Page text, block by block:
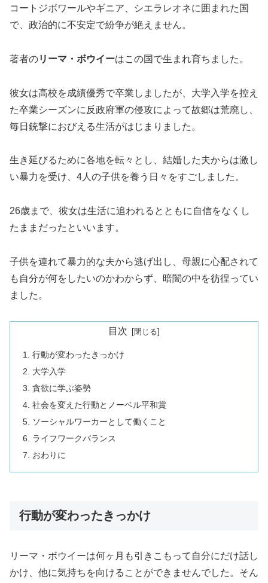
コートジボワールやギニア、シエラレオネに囲まれた国
で、政治的に不安定で紛争が絶えません。
著者のリーマ・ボウイーはこの国で生まれ育ちました。
彼女は高校を成績優秀で卒業しましたが、大学入学を控え
た卒業シーズンに反政府軍の侵攻によって故郷は荒廃し、
毎日銃撃におびえる生活がはじまりました。
生き延びるために各地を転々とし、結婚した夫からは激し
い暴力を受け、4人の子供を養う日々をすごしました。
26歳まで、彼女は生活に追われるとともに自信をなくし
たままだったといいます。
子供を連れて暴力的な夫から逃げ出し、母親に心配されて
も自分が何をしたいのかわからず、暗闇の中を彷徨ってい
ました。
目次
行動が変わったきっかけ
大学入学
貪欲に学ぶ姿勢
社会を変えた行動とノーベル平和賞
ソーシャルワーカーとして働くこと
ライフワークバランス
おわりに
行動が変わったきっかけ
リーマ・ボウイーは何ヶ月も引きこもって自分にだけ話し
かけ、他に気持ちを向けることができませんでした。そん